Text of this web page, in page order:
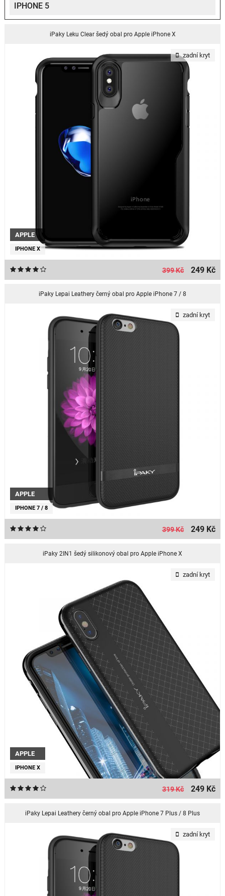
IPHONE 5
iPaky Leku Clear šedý obal pro Apple iPhone X
APPLE
IPHONE X
zadní kryt
399 Kč 249 Kč
iPaky Lepai Leathery černý obal pro Apple iPhone 7 / 8
APPLE
IPHONE 7 / 8
zadní kryt
399 Kč 249 Kč
iPaky 2IN1 šedý silikonový obal pro Apple iPhone X
APPLE
IPHONE X
zadní kryt
319 Kč 249 Kč
iPaky Lepai Leathery černý obal pro Apple iPhone 7 Plus / 8 Plus
zadní kryt